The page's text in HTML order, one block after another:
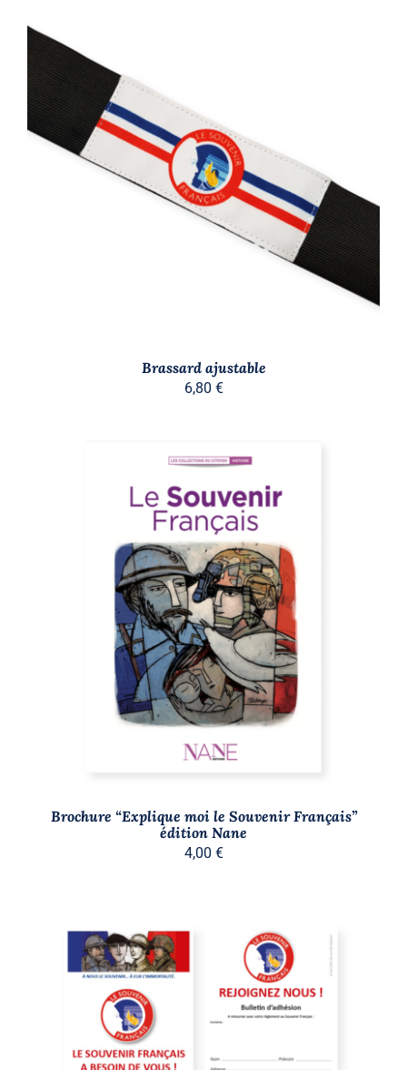
AJOUTER AU PANIER
Brassard ajustable
6,80 €
AJOUTER AU PANIER
/
Brochure “Explique moi le Souvenir Français”
édition Nane
4,00 €